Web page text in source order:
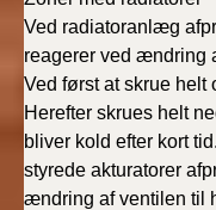
Ved radiatoranlæg
reagerer ved ændring
Ved først at skrue helt
Herefter skrues helt
bliver kold efter kort
styrede akturatorer
ændring af ventilen til